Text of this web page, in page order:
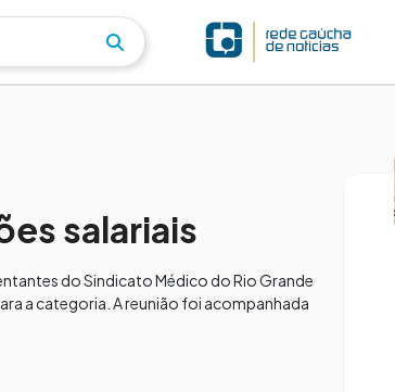
salariais
do Sindicato Médico do Rio Grande
a categoria. A reunião foi acompanhada